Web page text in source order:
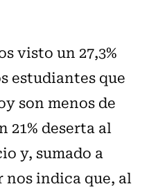
visto un 27,3%
estudiantes que
son menos de
21% deserta al
y, sumado a
nos indica que, al